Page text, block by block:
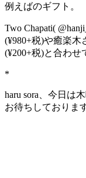
例えばのギフト。
Two Chapati(
(¥980+税)や癒楽木
(¥200+税)と合わせ
*
haru sora、今日は
お待ちしておりま